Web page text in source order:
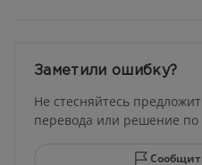
Заметили ошибку?
Не стесняйтесь
перевода или решение